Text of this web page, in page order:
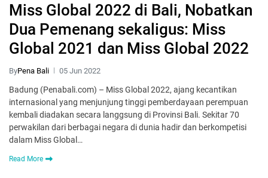
Miss Global 2022 di Bali, Nobatkan
Dua Pemenang sekaligus: Miss
Global 2021 dan Miss Global 2022
ByPena Bali 05 Jun 2022
Badung (Penabali.com) – Miss Global 2022, ajang kecantikan
internasional yang menjunjung tinggi pemberdayaan perempuan
kembali diadakan secara langgsung di Provinsi Bali. Sekitar 70
perwakilan dari berbagai negara di dunia hadir dan berkompetisi
dalam Miss Global…
Read More